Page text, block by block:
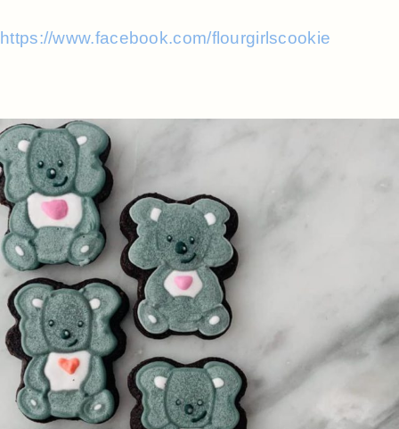
https://www.facebook.com/flourgirlscookie